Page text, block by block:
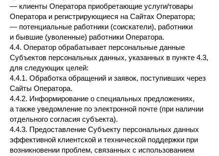
— клиенты Оператора приобретающие услуги/товары
Оператора и регистрирующиеся на Сайтах Оператора;
— потенциальные работники (соискатели), работники
и бывшие (уволенные) работники Оператора.
4.4. Оператор обрабатывает персональные данные
Субъектов персональных данных, указанных в пункте 4.3,
для следующих целей:
4.4.1. Обработка обращений и заявок, поступивших через
Сайты Оператора.
4.4.2. Информирование о специальных предложениях,
а также уведомление по электронной почте (при наличии
отдельного согласия субъекта).
4.4.3. Предоставление Субъекту персональных данных
эффективной клиентской и технической поддержки при
возникновении проблем, связанных с использованием